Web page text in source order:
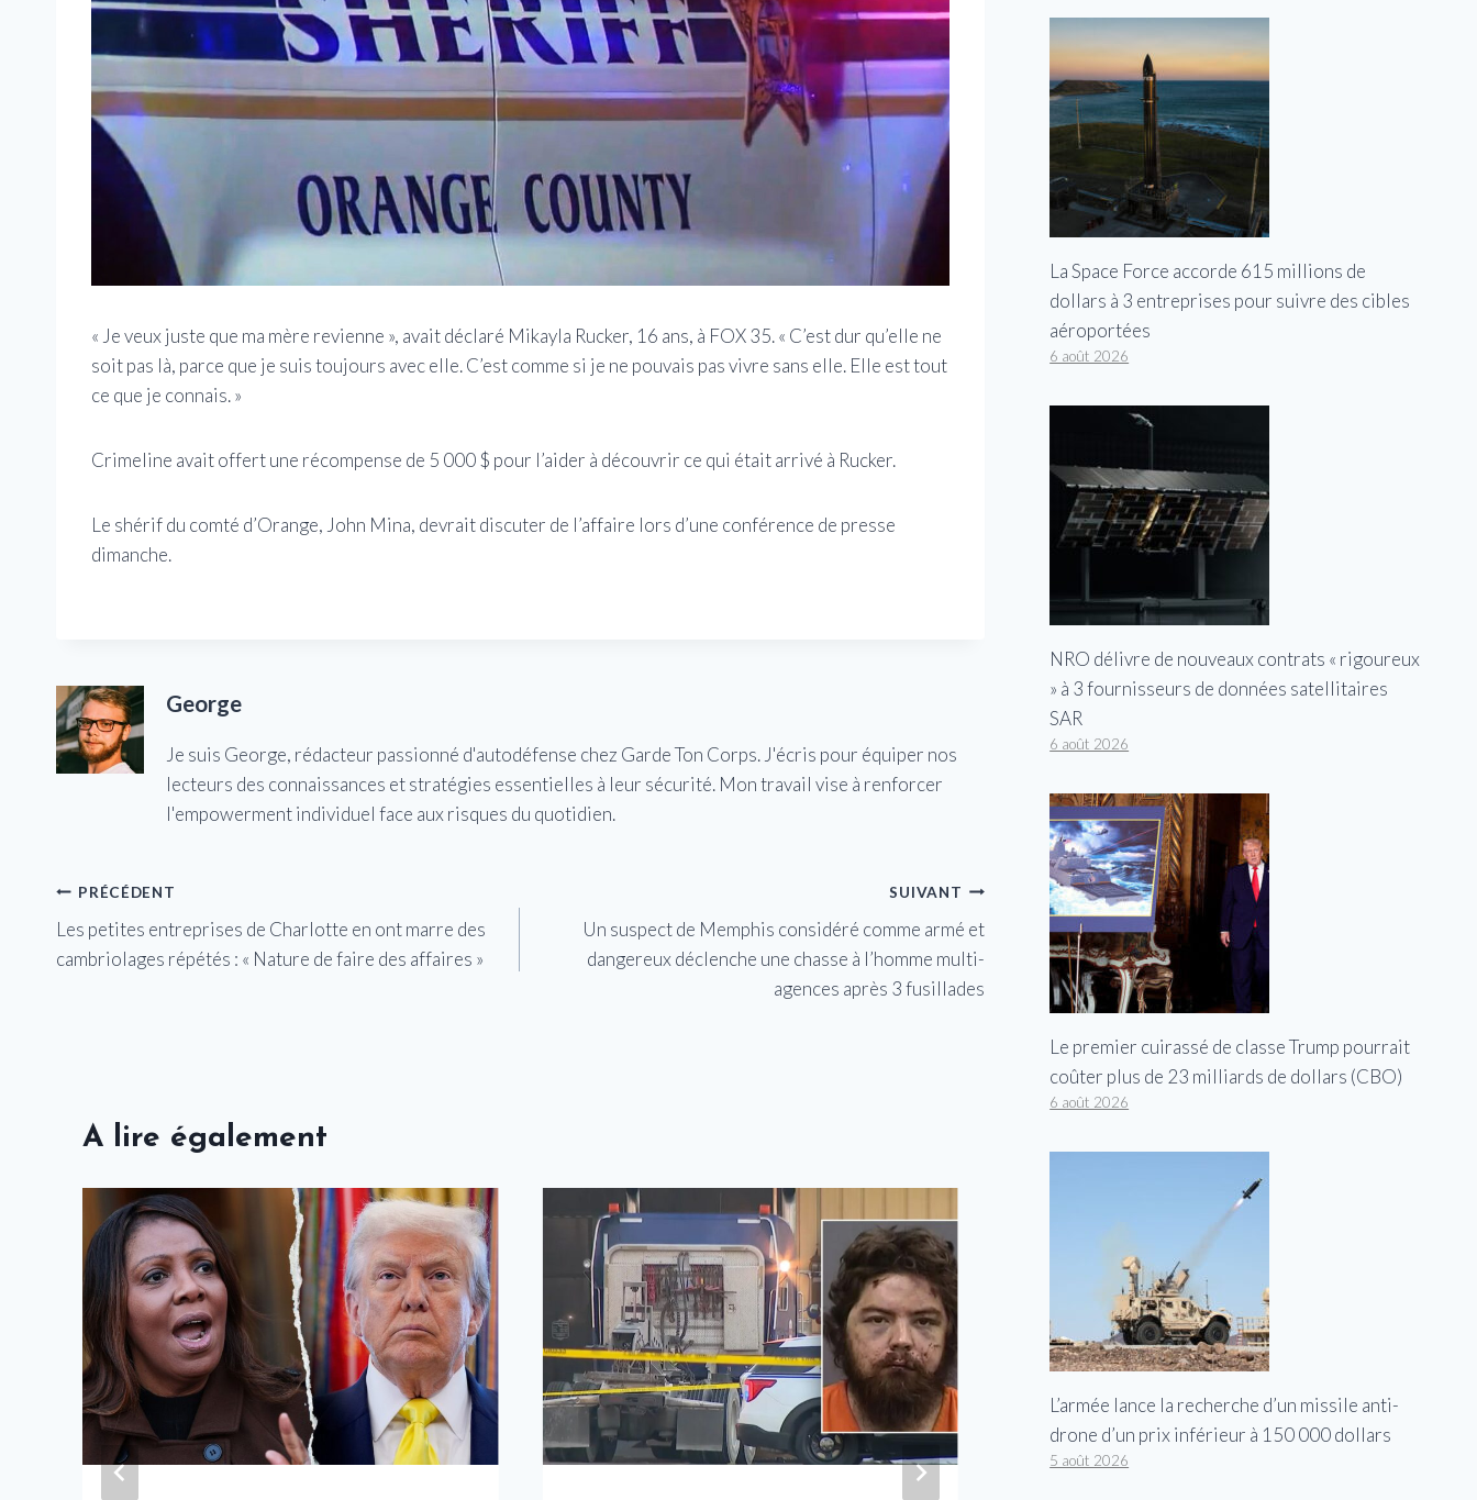
« Je veux juste que ma mère revienne », avait déclaré Mikayla Rucker, 16 ans, à FOX 35. « C’est dur qu’elle ne
soit pas là, parce que je suis toujours avec elle. C’est comme si je ne pouvais pas vivre sans elle. Elle est tout
ce que je connais. »
Crimeline avait offert une récompense de 5 000 $ pour l’aider à découvrir ce qui était arrivé à Rucker.
Le shérif du comté d’Orange, John Mina, devrait discuter de l’affaire lors d’une conférence de presse
dimanche.
George
Je suis George, rédacteur passionné d'autodéfense chez Garde Ton Corps. J'écris pour équiper nos
lecteurs des connaissances et stratégies essentielles à leur sécurité. Mon travail vise à renforcer
l'empowerment individuel face aux risques du quotidien.
Navigation
de
PRÉCÉDENT
Les petites entreprises de Charlotte en ont marre des
cambriolages répétés : « Nature de faire des affaires »
SUIVANT
Un suspect de Memphis considéré comme armé et
dangereux déclenche une chasse à l’homme multi-
agences après 3 fusillades
A lire également
La Space Force accorde 615 millions de
dollars à 3 entreprises pour suivre des cibles
aéroportées
6 août 2026
NRO délivre de nouveaux contrats « rigoureux
» à 3 fournisseurs de données satellitaires
SAR
6 août 2026
Le premier cuirassé de classe Trump pourrait
coûter plus de 23 milliards de dollars (CBO)
6 août 2026
L’armée lance la recherche d’un missile anti-
drone d’un prix inférieur à 150 000 dollars
5 août 2026